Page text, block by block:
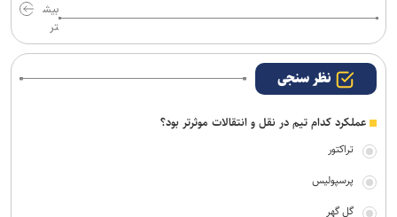
بیش
تر
نظر سنجی
عملکرد کدام تیم در نقل و انتقالات موثرتر بود؟
تراکتور
پرسپولیس
گل گهر